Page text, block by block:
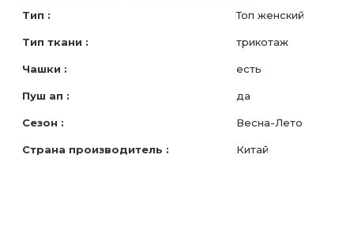
Тип :
Топ женский
Тип ткани : трикотаж
Чашки : есть
Пуш ап : да
Сезон : Весна-Лето
Страна производитель : Китай